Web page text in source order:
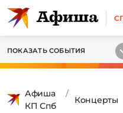
ПОКАЗАТЬ СОБЫТИЯ
Афиша
КП Спб
Концерты